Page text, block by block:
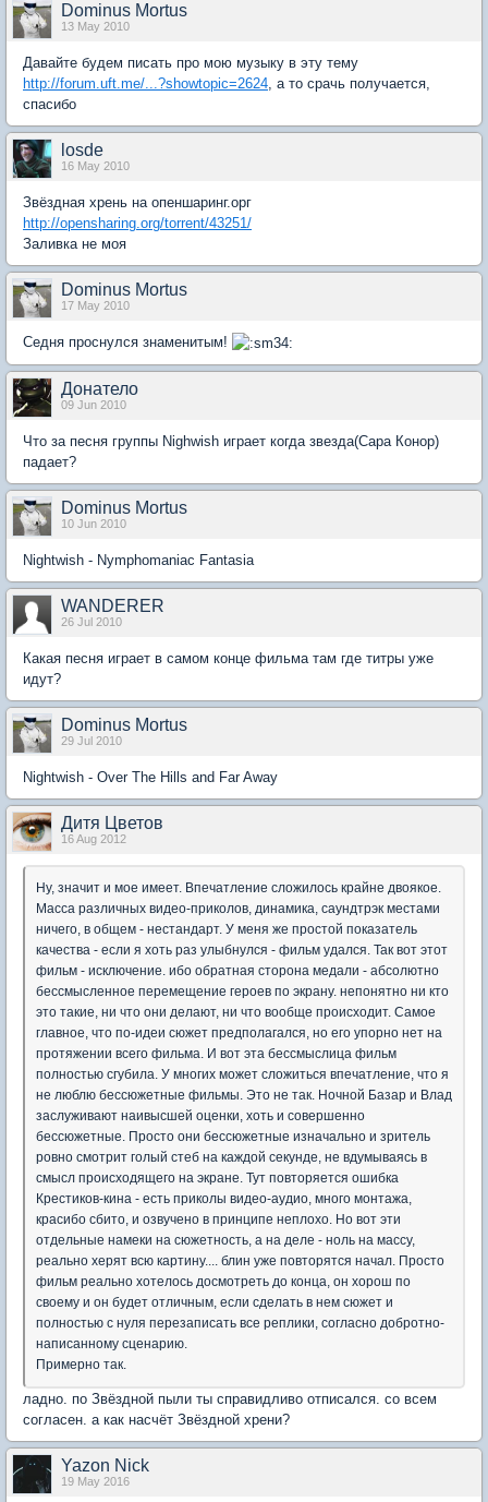
Dominus Mortus
13 May 2010
Давайте будем писать про мою музыку в эту тему
http://forum.uft.me/...?showtopic=2624, а то срачь получается,
спасибо
losde
16 May 2010
Звёздная хрень на опеншаринг.орг
http://opensharing.org/torrent/43251/
Заливка не моя
Dominus Mortus
17 May 2010
Седня проснулся знаменитым!
Донатело
09 Jun 2010
Что за песня группы Nighwish играет когда звезда(Сара Конор)
падает?
Dominus Mortus
10 Jun 2010
Nightwish - Nymphomaniac Fantasia
WANDERER
26 Jul 2010
Какая песня играет в самом конце фильма там где титры уже
идут?
Dominus Mortus
29 Jul 2010
Nightwish - Over The Hills and Far Away
Дитя Цветов
16 Aug 2012
Ну, значит и мое имеет. Впечатление сложилось крайне двоякое.
Масса различных видео-приколов, динамика, саундтрэк местами
ничего, в общем - нестандарт. У меня же простой показатель
качества - если я хоть раз улыбнулся - фильм удался. Так вот этот
фильм - исключение. ибо обратная сторона медали - абсолютно
бессмысленное перемещение героев по экрану. непонятно ни кто
это такие, ни что они делают, ни что вообще происходит. Самое
главное, что по-идеи сюжет предполагался, но его упорно нет на
протяжении всего фильма. И вот эта бессмыслица фильм
полностью сгубила. У многих может сложиться впечатление, что я
не люблю бессюжетные фильмы. Это не так. Ночной Базар и Влад
заслуживают наивысшей оценки, хоть и совершенно
бессюжетные. Просто они бессюжетные изначально и зритель
ровно смотрит голый стеб на каждой секунде, не вдумываясь в
смысл происходящего на экране. Тут повторяется ошибка
Крестиков-кина - есть приколы видео-аудио, много монтажа,
красибо сбито, и озвучено в принципе неплохо. Но вот эти
отдельные намеки на сюжетность, а на деле - ноль на массу,
реально херят всю картину.... блин уже повторятся начал. Просто
фильм реально хотелось досмотреть до конца, он хорош по
своему и он будет отличным, если сделать в нем сюжет и
полностью с нуля перезаписать все реплики, согласно добротно-
написанному сценарию.
Примерно так.
ладно. по Звёздной пыли ты справидливо отписался. со всем
согласен. а как насчёт Звёздной хрени?
Yazon Nick
19 May 2016